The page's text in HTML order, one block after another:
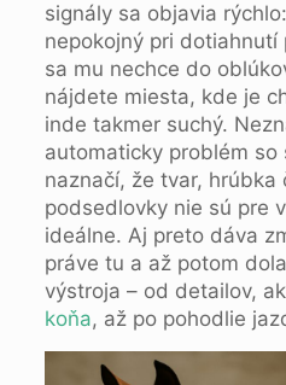
signály sa objavia
nepokojný pri dotiahnutí
sa mu nechce do
nájdete miesta, kde je
inde takmer suchý.
automaticky problém
naznačí, že tvar, hrúbka
podsedlovky nie sú pre
ideálne. Aj preto dáva
práve tu a až potom
výstroja – od detailov,
koňa, až po pohodlie